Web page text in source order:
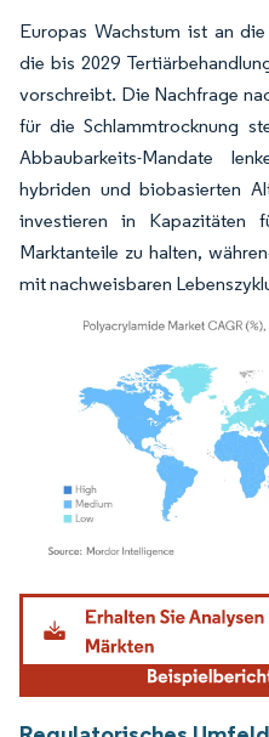
Europas Wachstum ist an
die bis 2029
vorschreibt. Die Nachfrage
für die Schlammtrocknung
Abbaubarkeits-Mandate
hybriden und biobasierten
investieren in Kapazitäten
Marktanteile zu halten,
mit nachweisbaren
Bild © Mordor Intelligence.